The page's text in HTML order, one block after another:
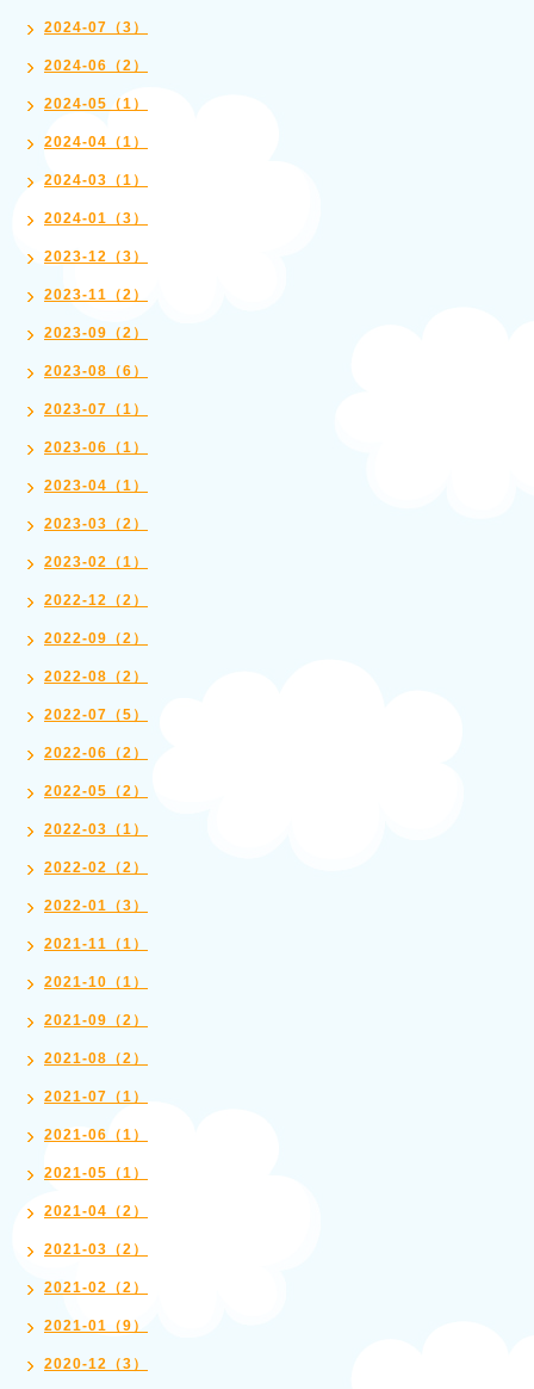
2024-07（3）
2024-06（2）
2024-05（1）
2024-04（1）
2024-03（1）
2024-01（3）
2023-12（3）
2023-11（2）
2023-09（2）
2023-08（6）
2023-07（1）
2023-06（1）
2023-04（1）
2023-03（2）
2023-02（1）
2022-12（2）
2022-09（2）
2022-08（2）
2022-07（5）
2022-06（2）
2022-05（2）
2022-03（1）
2022-02（2）
2022-01（3）
2021-11（1）
2021-10（1）
2021-09（2）
2021-08（2）
2021-07（1）
2021-06（1）
2021-05（1）
2021-04（2）
2021-03（2）
2021-02（2）
2021-01（9）
2020-12（3）